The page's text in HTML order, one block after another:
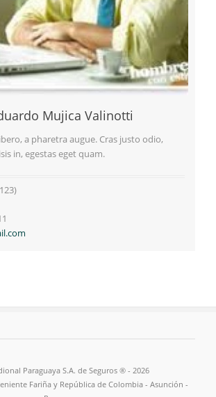
Mujica Valinotti
a pharetra augue. Cras justo odio,
in, egestas eget quam.
Paraguaya S.A. de Seguros ® - 2026
Fariña y República de Colombia - Asunción -